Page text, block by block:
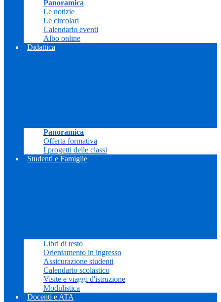
Panoramica
Le notizie
Le circolari
Calendario eventi
Albo online
Didattica
Panoramica
Offerta formativa
I progetti delle classi
Studenti e Famiglie
Libri di testo
Orientamento in ingresso
Assicurazione studenti
Calendario scolastico
Visite e viaggi d'istruzione
Modulistica
Docenti e ATA